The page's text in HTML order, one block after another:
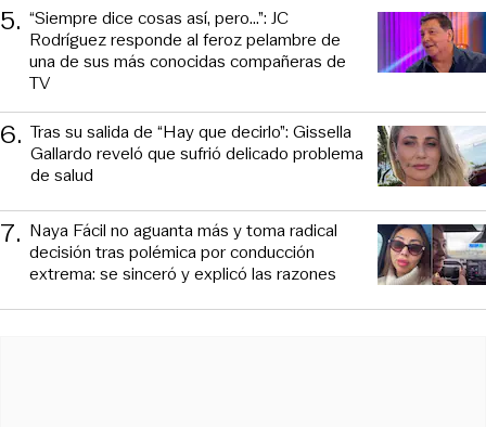
5. “Siempre dice cosas así, pero...”: JC
Rodríguez responde al feroz pelambre de
una de sus más conocidas compañeras de
TV
6. Tras su salida de “Hay que decirlo”: Gissella
Gallardo reveló que sufrió delicado problema
de salud
7. Naya Fácil no aguanta más y toma radical
decisión tras polémica por conducción
extrema: se sinceró y explicó las razones